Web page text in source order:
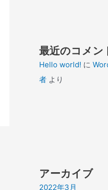
最近のコメン
Hello world! に
者 より
アーカイブ
2022年3月